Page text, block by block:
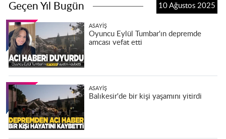
Geçen Yıl Bugün 10 Ağustos 2025
ASAYIŞ
Oyuncu Eylül Tumbar'ın depremde
amcası vefat etti
ASAYIŞ
Balıkesir'de bir kişi yaşamını yitirdi